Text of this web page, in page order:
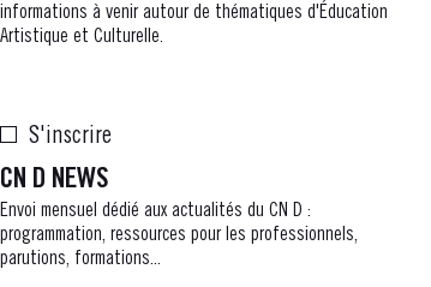
informations à venir autour de thématiques d'Éducation
Artistique et Culturelle.
S'inscrire
CN D NEWS
Envoi mensuel dédié aux actualités du CN D :
programmation, ressources pour les professionnels,
parutions, formations...